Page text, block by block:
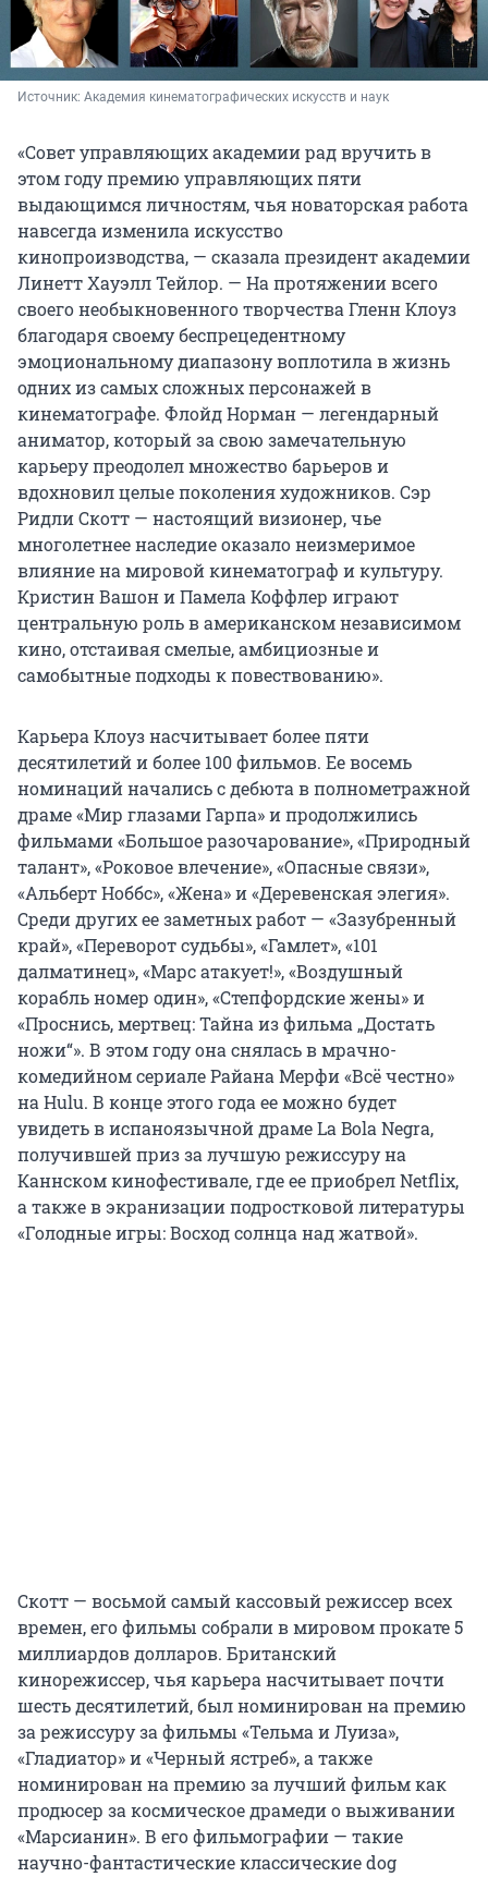
Источник: Академия кинематографических искусств и наук
«Совет управляющих академии рад вручить в
этом году премию управляющих пяти
выдающимся личностям, чья новаторская работа
навсегда изменила искусство
кинопроизводства, — сказала президент академии
Линетт Хауэлл Тейлор. — На протяжении всего
своего необыкновенного творчества Гленн Клоуз
благодаря своему беспрецедентному
эмоциональному диапазону воплотила в жизнь
одних из самых сложных персонажей в
кинематографе. Флойд Норман — легендарный
аниматор, который за свою замечательную
карьеру преодолел множество барьеров и
вдохновил целые поколения художников. Сэр
Ридли Скотт — настоящий визионер, чье
многолетнее наследие оказало неизмеримое
влияние на мировой кинематограф и культуру.
Кристин Вашон и Памела Коффлер играют
центральную роль в американском независимом
кино, отстаивая смелые, амбициозные и
самобытные подходы к повествованию».
Карьера Клоуз насчитывает более пяти
десятилетий и более 100 фильмов. Ее восемь
номинаций начались с дебюта в полнометражной
драме «Мир глазами Гарпа» и продолжились
фильмами «Большое разочарование», «Природный
талант», «Роковое влечение», «Опасные связи»,
«Альберт Ноббс», «Жена» и «Деревенская элегия».
Среди других ее заметных работ — «Зазубренный
край», «Переворот судьбы», «Гамлет», «101
далматинец», «Марс атакует!», «Воздушный
корабль номер один», «Степфордские жены» и
«Проснись, мертвец: Тайна из фильма „Достать
ножи“». В этом году она снялась в мрачно-
комедийном сериале Райана Мерфи «Всё честно»
на Hulu. В конце этого года ее можно будет
увидеть в испаноязычной драме La Bola Negra,
получившей приз за лучшую режиссуру на
Каннском кинофестивале, где ее приобрел Netflix,
а также в экранизации подростковой литературы
«Голодные игры: Восход солнца над жатвой».
Скотт — восьмой самый кассовый режиссер всех
времен, его фильмы собрали в мировом прокате 5
миллиардов долларов. Британский
кинорежиссер, чья карьера насчитывает почти
шесть десятилетий, был номинирован на премию
за режиссуру за фильмы «Тельма и Луиза»,
«Гладиатор» и «Черный ястреб», а также
номинирован на премию за лучший фильм как
продюсер за космическое драмеди о выживании
«Марсианин». В его фильмографии — такие
научно-фантастические классические dog